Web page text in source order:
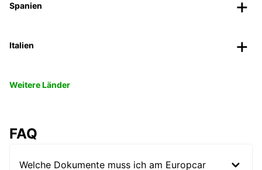
Spanien
Italien
Weitere Länder
FAQ
Welche Dokumente muss ich am Europcar